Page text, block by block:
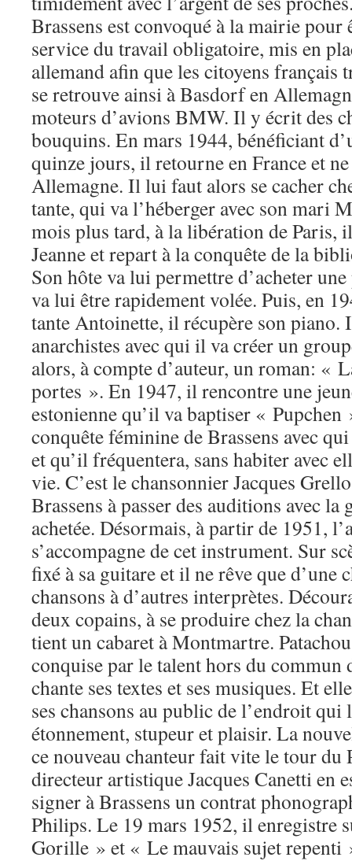
Brassens est convoqué à la mairie pour
service du travail obligatoire, mis en
allemand afin que les citoyens
se retrouve ainsi à Basdorf en
moteurs d’avions BMW. Il y écrit des
bouquins. En mars 1944, bénéficiant
quinze jours, il retourne en France et
Allemagne. Il lui faut alors se cacher
tante, qui va l’héberger avec son mari
mois plus tard, à la libération de Paris,
Jeanne et repart à la conquête de la
Son hôte va lui permettre d’acheter
va lui être rapidement volée. Puis, en
tante Antoinette, il récupère son piano.
anarchistes avec qui il va créer un
alors, à compte d’auteur, un roman: «
portes ». En 1947, il rencontre une
estonienne qu’il va baptiser « Pupchen
conquête féminine de Brassens avec
et qu’il fréquentera, sans habiter avec
vie. C’est le chansonnier Jacques
Brassens à passer des auditions avec
achetée. Désormais, à partir de 1951,
s’accompagne de cet instrument. Sur
fixé à sa guitare et il ne rêve que d’une
chansons à d’autres interprètes.
deux copains, à se produire chez la
tient un cabaret à Montmartre.
conquise par le talent hors du commun
chante ses textes et ses musiques. Et
ses chansons au public de l’endroit qui
étonnement, stupeur et plaisir. La
ce nouveau chanteur fait vite le tour du
directeur artistique Jacques Canetti en
signer à Brassens un contrat
Philips. Le 19 mars 1952, il enregistre
Gorille » et « Le mauvais sujet repenti